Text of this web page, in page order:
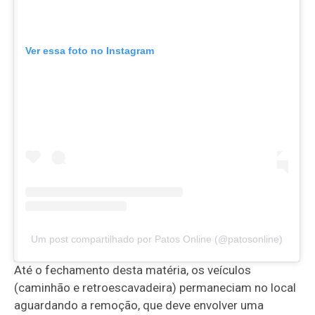
Ver essa foto no Instagram
Um post compartilhado por Patos Online (@patosonline)
Até o fechamento desta matéria, os veículos
(caminhão e retroescavadeira) permaneciam no local
aguardando a remoção, que deve envolver uma